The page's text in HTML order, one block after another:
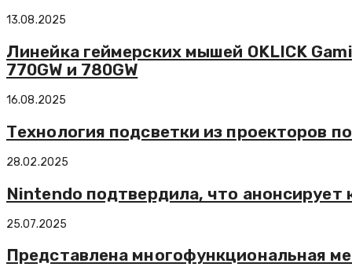
13.08.2025
Линейка геймерских мышей OKLICK
770GW и 780GW
16.08.2025
Технология подсветки из проекторов
28.02.2025
Nintendo подтвердила, что
25.07.2025
Представлена многофункциональная